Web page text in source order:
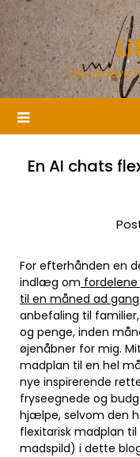
Skip
to
content
Om at leve
En AI chats
For efterhånden en
indlæg om
til en måned ad
anbefaling til
og penge, inden
øjenåbner for mig.
madplan til en hel
nye inspirerende
fryseegnede og
hjælpe, selvom den
flexitarisk madplan
madspild) i dette